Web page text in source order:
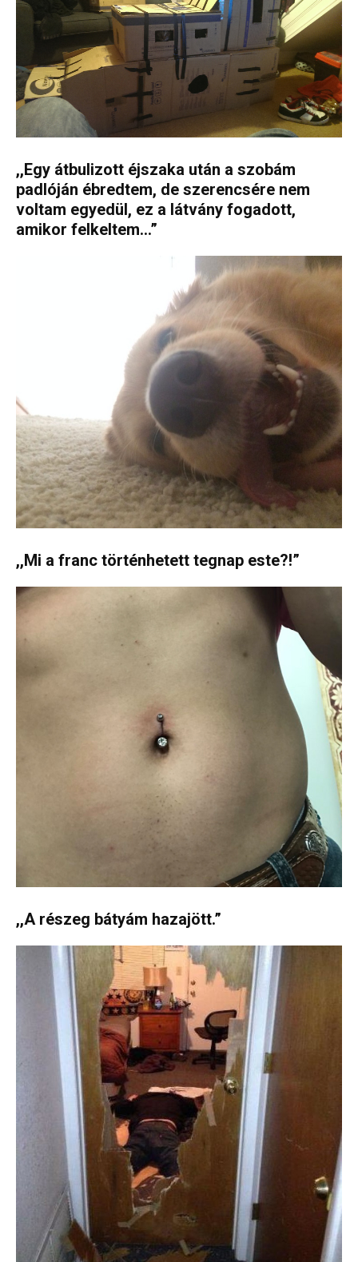
,,Egy átbulizott éjszaka után a szobám
padlóján ébredtem, de szerencsére nem
voltam egyedül, ez a látvány fogadott,
amikor felkeltem…”
,,Mi a franc történhetett tegnap este?!”
,,A részeg bátyám hazajött.”